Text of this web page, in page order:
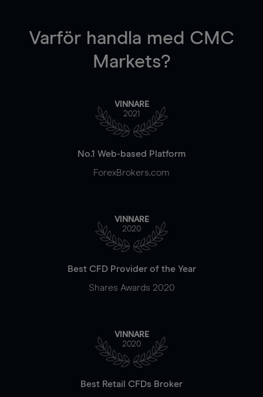
Varför handla med CMC
Markets?
VINNARE
2021
No.1 Web-based Platform
ForexBrokers.com
VINNARE
2020
Best CFD Provider of the Year
Shares Awards 2020
VINNARE
2020
Best Retail CFDs Broker